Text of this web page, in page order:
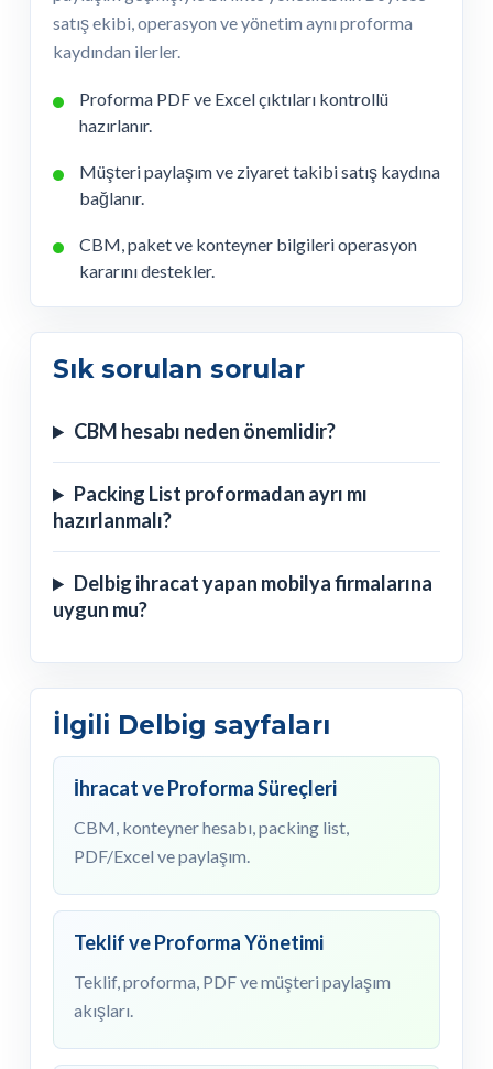
satış ekibi, operasyon ve yönetim aynı proforma
kaydından ilerler.
Proforma PDF ve Excel çıktıları kontrollü
hazırlanır.
Müşteri paylaşım ve ziyaret takibi satış kaydına
bağlanır.
CBM, paket ve konteyner bilgileri operasyon
kararını destekler.
Sık sorulan sorular
CBM hesabı neden önemlidir?
Packing List proformadan ayrı mı
hazırlanmalı?
Delbig ihracat yapan mobilya firmalarına
uygun mu?
İlgili Delbig sayfaları
İhracat ve Proforma Süreçleri
CBM, konteyner hesabı, packing list,
PDF/Excel ve paylaşım.
Teklif ve Proforma Yönetimi
Teklif, proforma, PDF ve müşteri paylaşım
akışları.